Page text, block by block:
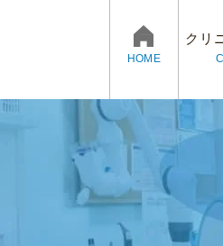
HOME
クリ
定村歯科医院の3つ
内紹介 求人情報
予防治療
タッフブログ